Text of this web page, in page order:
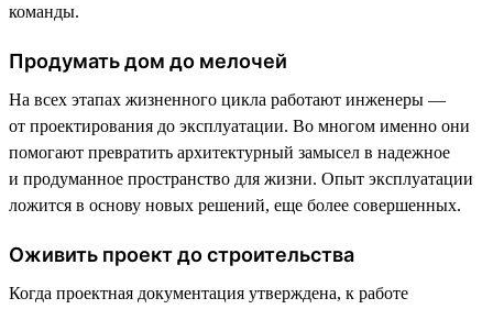
команды.
Продумать дом до мелочей
На всех этапах жизненного цикла работают инженеры —
от проектирования до эксплуатации. Во многом именно они
помогают превратить архитектурный замысел в надежное
и продуманное пространство для жизни. Опыт эксплуатации
ложится в основу новых решений, еще более совершенных.
Оживить проект до строительства
Когда проектная документация утверждена, к работе